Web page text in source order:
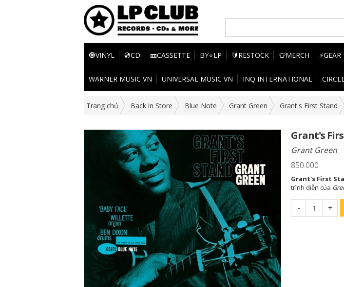
🧿VINYL 💿CD 📼CASSETTE BY⭐LP 🔰RESTOCK 👕MERCH ⚡GEAR
WARNER MUSIC VN UNIVERSAL MUSIC VN INQ INTERNATIONAL
Trang chủ Back in Store Blue Note Grant Green Grant's First Stand
Grant's
Grant Green
850.000
Grant's First
trình diễn của
+
-